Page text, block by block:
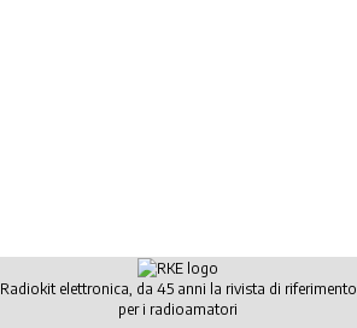
Radiokit elettronica, da 45 anni la rivista di riferimento
per i radioamatori